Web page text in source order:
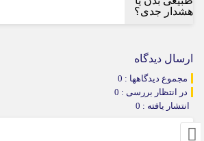
ارسال دیدگاه
مجموع دیدگاهها : 0
در انتظار بررسی : 0
انتشار یافته : 0